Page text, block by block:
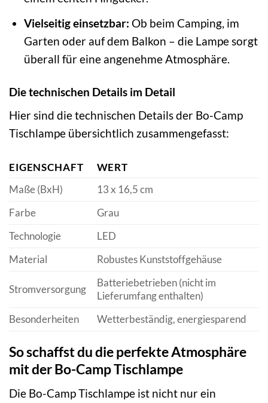
Vielseitig einsetzbar: Ob beim Camping, im
Garten oder auf dem Balkon – die Lampe sorgt
überall für eine angenehme Atmosphäre.
Die technischen Details im Detail
Hier sind die technischen Details der Bo-Camp
Tischlampe übersichtlich zusammengefasst:
EIGENSCHAFT
WERT
Maße (BxH)
13 x 16,5 cm
Farbe
Grau
Technologie
LED
Material
Robustes Kunststoffgehäuse
Stromversorgung
Batteriebetrieben (nicht im
Lieferumfang enthalten)
Besonderheiten
Wetterbeständig, energiesparend
So schaffst du die perfekte Atmosphäre
mit der Bo-Camp Tischlampe
Die Bo-Camp Tischlampe ist nicht nur ein